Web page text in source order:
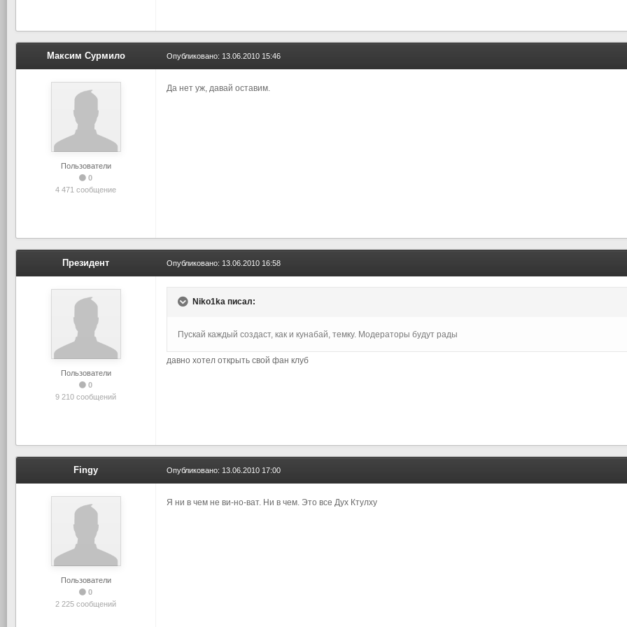
Максим Сурмило
Пользователи
0
4 471 сообщение
Опубликовано: 13.06.2010 15:46
Да нет уж, давай оставим.
Президент
Пользователи
0
9 210 сообщений
Опубликовано: 13.06.2010 16:58
Niko1ka писал:
Пускай каждый создаст, как и кунабай, темку. Модераторы будут рады
давно хотел открыть свой фан клуб
Fingy
Пользователи
0
2 225 сообщений
Опубликовано: 13.06.2010 17:00
Я ни в чем не ви-но-ват. Ни в чем. Это все Дух Ктулху